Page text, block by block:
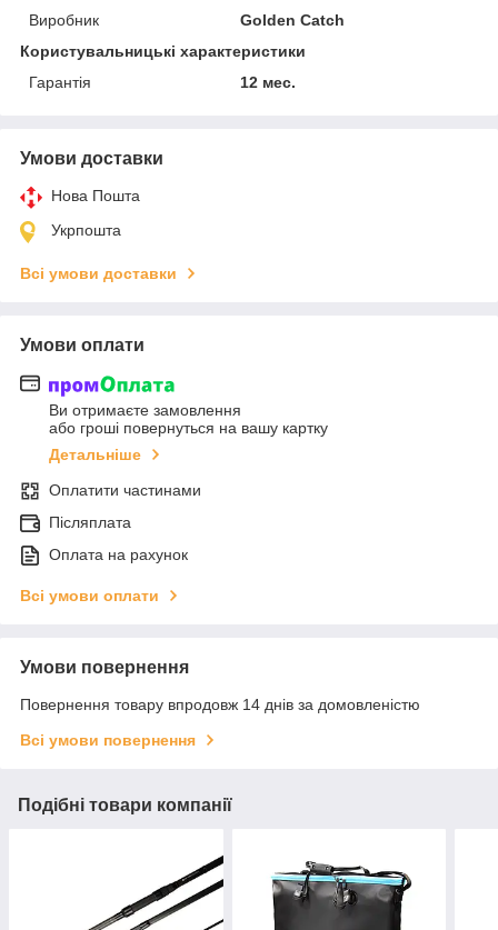
Виробник
Golden Catch
Користувальницькі характеристики
Гарантія
12 мес.
Умови доставки
Нова Пошта
Укрпошта
Всі умови доставки
Умови оплати
Ви отримаєте замовлення
або гроші повернуться на вашу картку
Детальніше
Оплатити частинами
Післяплата
Оплата на рахунок
Всі умови оплати
Умови повернення
Повернення товару впродовж 14 днів за домовленістю
Всі умови повернення
Подібні товари компанії